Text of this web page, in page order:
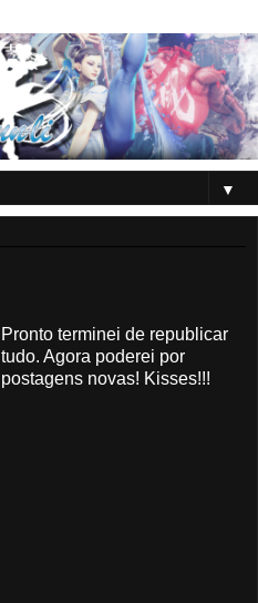
▼
Pronto terminei de republicar
tudo. Agora poderei por
postagens novas! Kisses!!!